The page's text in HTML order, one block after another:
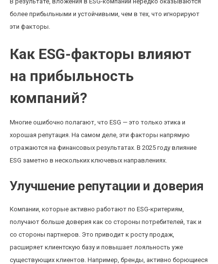
более прибыльными и устойчивыми, чем в тех, что игнорируют
эти факторы.
Как ESG-факторы влияют
на прибыльность
компаний?
Многие ошибочно полагают, что ESG — это только этика и
хорошая репутация. На самом деле, эти факторы напрямую
отражаются на финансовых результатах. В 2025 году влияние
ESG заметно в нескольких ключевых направлениях.
Улучшение репутации и доверия
Компании, которые активно работают по ESG-критериям,
получают больше доверия как со стороны потребителей, так и
со стороны партнеров. Это приводит к росту продаж,
расширяет клиентскую базу и повышает лояльность уже
существующих клиентов. Например, бренды, активно борющиеся